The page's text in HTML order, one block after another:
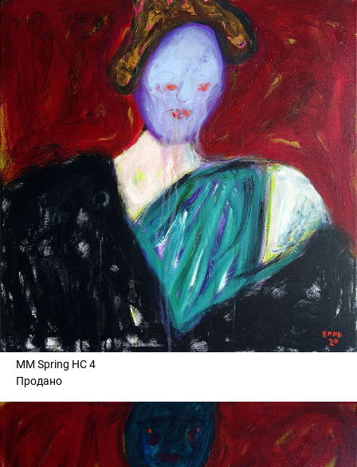
MM Spring HC 4
Продано